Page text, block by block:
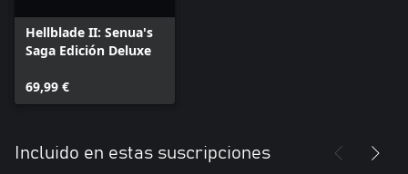
Hellblade II: Senua's
Saga Edición Deluxe
69,99 €
Incluido en estas suscripciones